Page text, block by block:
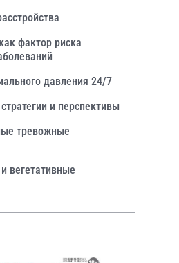
фактор риска
давления 24/7
и перспективы
тревожные
вегетативные